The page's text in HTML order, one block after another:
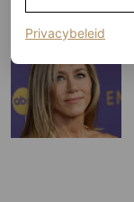
Privacybeleid